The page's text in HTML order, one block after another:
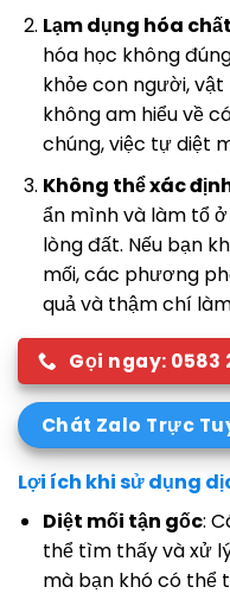
Lạm dụng hóa chất
hóa học không
khỏe con người,
không am hiểu về
chúng, việc tự diệt
Không thể xác
ẩn mình và làm tổ
lòng đất. Nếu bạn
mối, các phương
quả và thậm chí
Gọi ngay: 0583
Chát Zalo Trực
Lợi ích khi sử dụng
Diệt mối tận gốc:
thể tìm thấy và xử
mà bạn khó có thể